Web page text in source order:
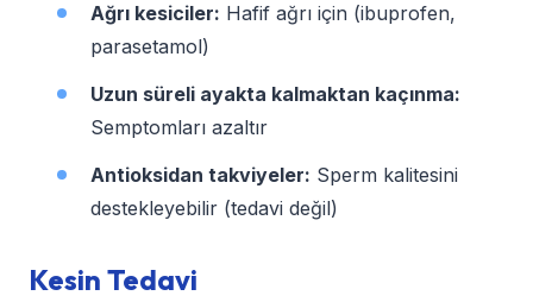
Ağrı kesiciler: Hafif ağrı için (ibuprofen,
parasetamol)
Uzun süreli ayakta kalmaktan kaçınma:
Semptomları azaltır
Antioksidan takviyeler: Sperm kalitesini
destekleyebilir (tedavi değil)
Kesin Tedavi